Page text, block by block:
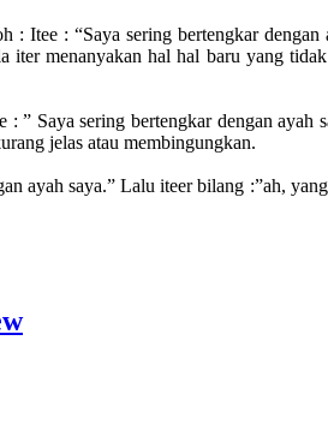
: Itee : “Saya sering bertengkar
menanyakan hal hal baru yang
Saya sering bertengkar dengan
jelas atau membingungkan.
ayah saya.” Lalu iteer bilang :”ah,